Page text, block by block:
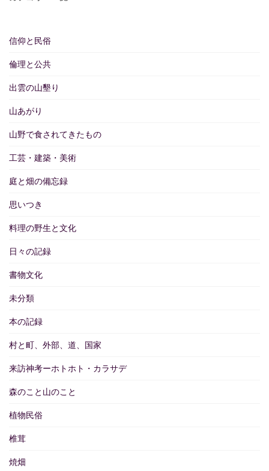
信仰と民俗
倫理と公共
出雲の山墾り
山あがり
山野で食されてきたもの
工芸・建築・美術
庭と畑の備忘録
思いつき
料理の野生と文化
日々の記録
書物文化
未分類
本の記録
村と町、外部、道、国家
来訪神考ーホトホト・カラサデ
森のこと山のこと
植物民俗
椎茸
焼畑